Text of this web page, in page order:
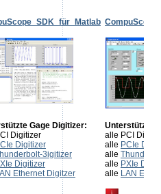
CompuScope
Gage Digitizer:
Digitizer
Digitizer
3igitizer
Digitizer
Ethernet Digitzer
Unterstützte
alle PCI
alle PCIe
alle
alle PXIe
alle LAN